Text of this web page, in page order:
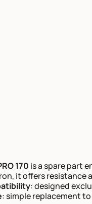
170 is a spare part
it offers resistance
: designed
: simple replacement